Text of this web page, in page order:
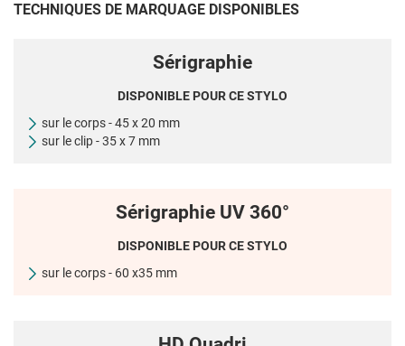
TECHNIQUES DE MARQUAGE DISPONIBLES
Sérigraphie
DISPONIBLE POUR CE STYLO
sur le corps - 45 x 20 mm
sur le clip - 35 x 7 mm
Sérigraphie UV 360°
DISPONIBLE POUR CE STYLO
sur le corps - 60 x35 mm